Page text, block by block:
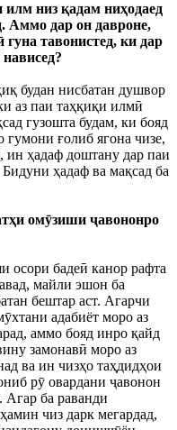
низ қадам ниҳодаед
Аммо дар он давроне,
тавонистед, ки дар
будан нисбатан душвор
аз паи таҳқиқи илмӣ
гузошта будам, ки бояд
ғолиб ягона чизе,
ин ҳадаф доштану дар паи
ҳадаф ва мақсад ба
омӯзиши ҷавононро
осори бадеӣ канор рафта
майли эшон ба
бештар аст. Агарчи
адабиёт моро аз
аммо бояд инро қайд
замонавӣ моро аз
ва ин чизҳо таҳдидҳои
рӯ овардани ҷавонон
Агар ба раванди
чиз дарк мегардад,